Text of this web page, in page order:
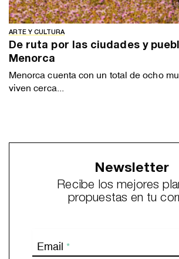
ARTE Y CULTURA
De ruta por las ciudades y
Menorca
Menorca cuenta con un total de ocho
viven cerca...
Newsletter
Recibe los mejores
propuestas en tu
Email *